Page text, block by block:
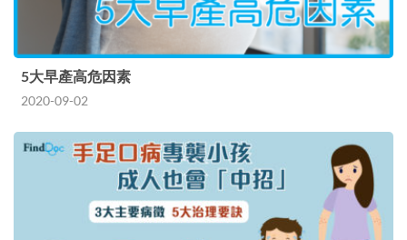
5大早產高危因素
2020-09-02